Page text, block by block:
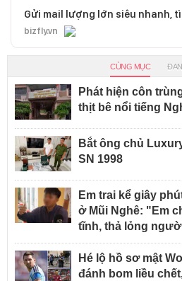
Gửi mail lượng lớn siêu nhanh,
bizfly.vn
CÙNG MỤC
Phát hiện côn
thịt bê nổi tiếng
Bắt ông chủ
SN 1998
Em trai kể giây
ở Mũi Nghê: "Em
tĩnh, thả lỏng
Hé lộ hồ sơ mật
đánh bom liều